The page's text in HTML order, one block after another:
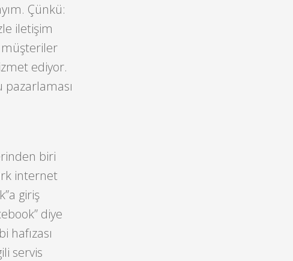
Çünkü:
iletişim
müşteriler
ediyor.
biri
internet
giriş
diye
hafızası
servis